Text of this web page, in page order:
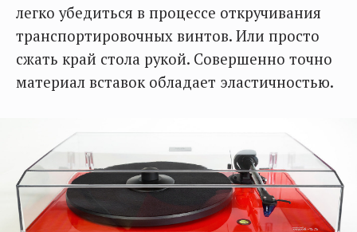
легко убедиться в процессе откручивания
транспортировочных винтов. Или просто
сжать край стола рукой. Совершенно точно
материал вставок обладает эластичностью.